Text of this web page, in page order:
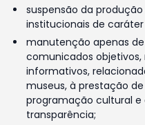
suspensão da
institucionais de
manutenção apenas
comunicados
informativos,
museus, à prestação
programação cultural e
transparência;